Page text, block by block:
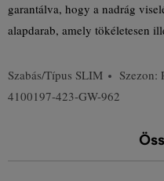
garantálva, hogy a nadrág
alapdarab, amely tökéletesen
Szabás/Típus SLIM Szezon:
4100197-423-GW-962